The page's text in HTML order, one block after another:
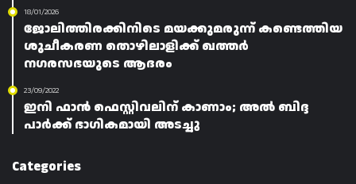
18/01/2026
ജോലിത്തിരക്കിനിടെ മയക്കുമരുന്ന് കണ്ടെത്തിയ
ശുചീകരണ തൊഴിലാളിക്ക് ഖത്തർ
നഗരസഭയുടെ ആദരം
23/09/2022
ഇനി ഫാൻ ഫെസ്റ്റിവലിന് കാണാം; അൽ ബിദ്ദ
പാർക്ക് ഭാഗികമായി അടച്ചു
Categories